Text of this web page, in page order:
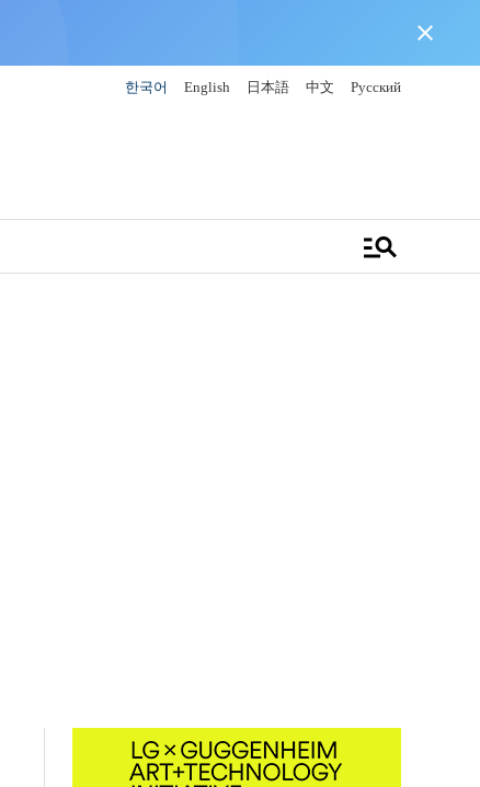
close
한국어 English 日本語 中文 Русский
manage_search